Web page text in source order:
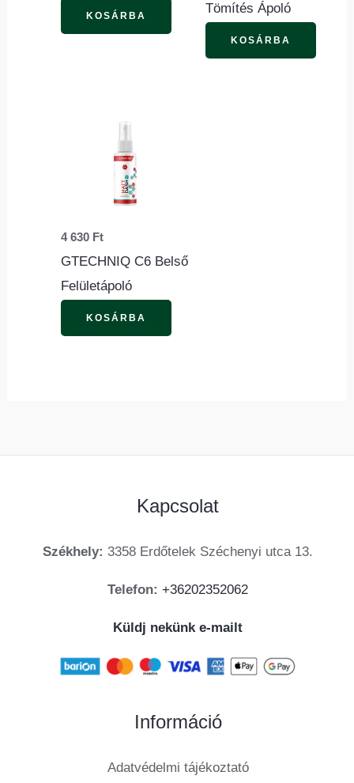
KOSÁRBA
termékoldalon
választhatók
Tömítés Ápoló
KOSÁRBA
4 630 Ft
GTECHNIQ C6 Belső
Felületápoló
KOSÁRBA
Kapcsolat
Székhely: 3358 Erdőtelek Széchenyi utca 13.
Telefon: +36202352062
Küldj nekünk e-mailt
Információ
Adatvédelmi tájékoztató